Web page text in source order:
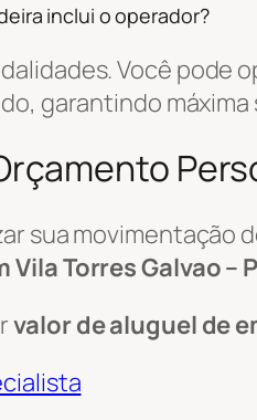
inclui o operador?
Você
garantindo
sua movimentação
Torres Galvao –
valor de aluguel de